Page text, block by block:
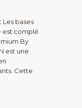
Les bases
est complé
By
est une
Cette